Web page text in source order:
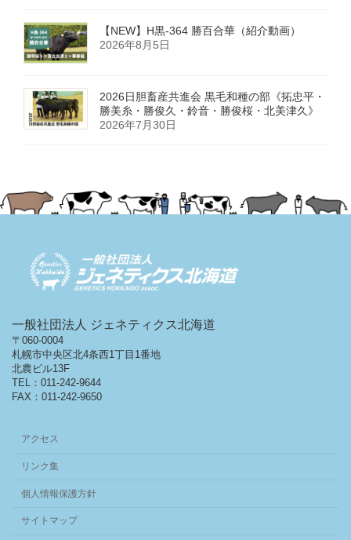
【NEW】H黒-364 勝百合華（紹介動画）
2026年8月5日
2026日胆畜産共進会 黒毛和種の部《拓忠平・
勝美糸・勝俊久・鈴音・勝俊桜・北美津久》
2026年7月30日
一般社団法人 ジェネティクス北海道
〒060-0004
札幌市中央区北4条西1丁目1番地
北農ビル13F
TEL：011-242-9644
FAX：011-242-9650
アクセス
リンク集
個人情報保護方針
サイトマップ